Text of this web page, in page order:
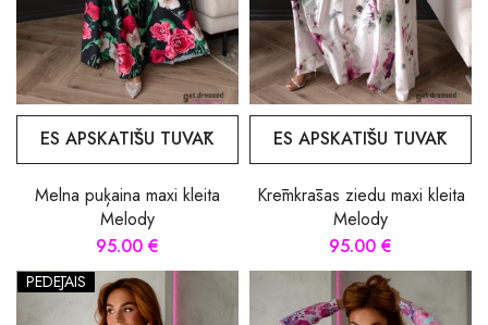
ES APSKATĪŠU TUVĀK
Melna puķaina maxi kleita
Melody
95.00 €
ES APSKATĪŠU TUVĀK
Krēmkrāsas ziedu maxi kleita
Melody
95.00 €
PĒDĒJAIS